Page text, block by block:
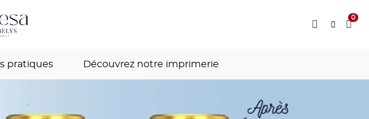
0
pratiques Découvrez notre imprimerie